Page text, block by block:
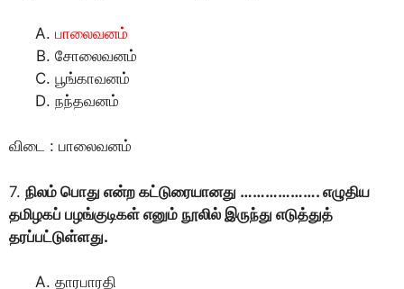
பாலைவனம்
சோலைவனம்
பூங்காவனம்
நந்தவனம்
விடை : பாலைவனம்
7. நிலம் பொது என்ற கட்டுரையானது ………………. எழுதிய
தமிழகப் பழங்குடிகள் எனும் நூலில் இருந்து எடுத்துத்
தரப்பட்டுள்ளது.
தாரபாரதி